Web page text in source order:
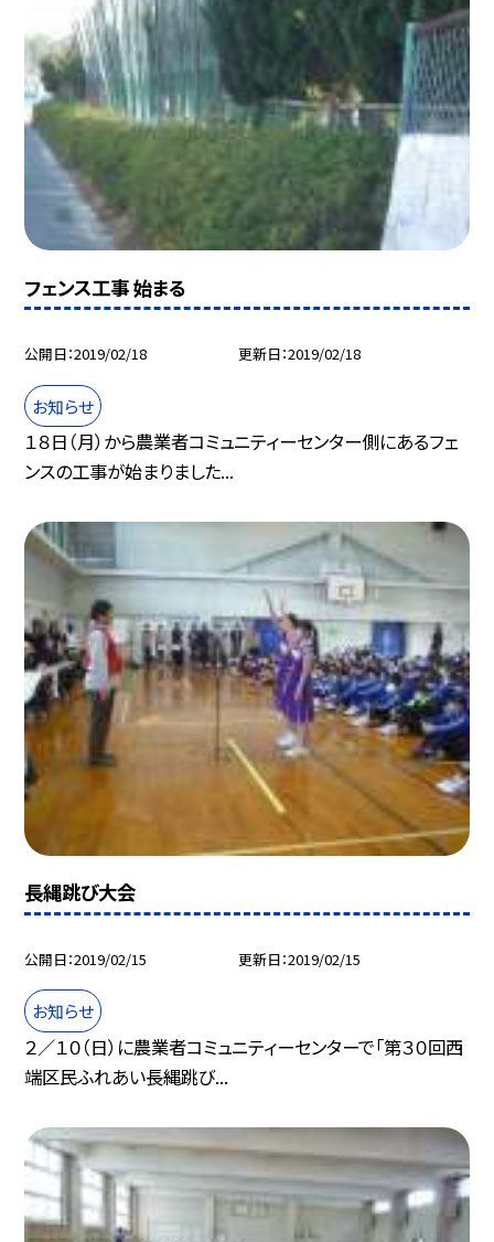
フェンス工事 始まる
公開日 2019/02/18 更新日 2019/02/18
お知らせ
１８日（月）から農業者コミュニティーセンター側にあるフェ
ンスの工事が始まりました...
長縄跳び大会
公開日 2019/02/15 更新日 2019/02/15
お知らせ
２／１０（日）に農業者コミュニティーセンターで「第３０回西
端区民ふれあい長縄跳び...